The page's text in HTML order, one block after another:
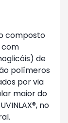
composto
com
de
polímeros
por via
maior do
no